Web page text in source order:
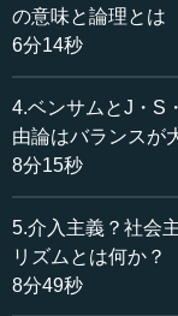
―― 続きまして、
これは先生の経済
的なものをつくっ
を、日本の場合は
のですね。
柿埜 ええ。河合
想をすごく熱心に
た自由主義が真の
の意味と論理とは
6分14秒
4.ベンサムとJ・S
由論はバランスが
8分15秒
5.介入主義？社会
リズムとは何か？
8分49秒